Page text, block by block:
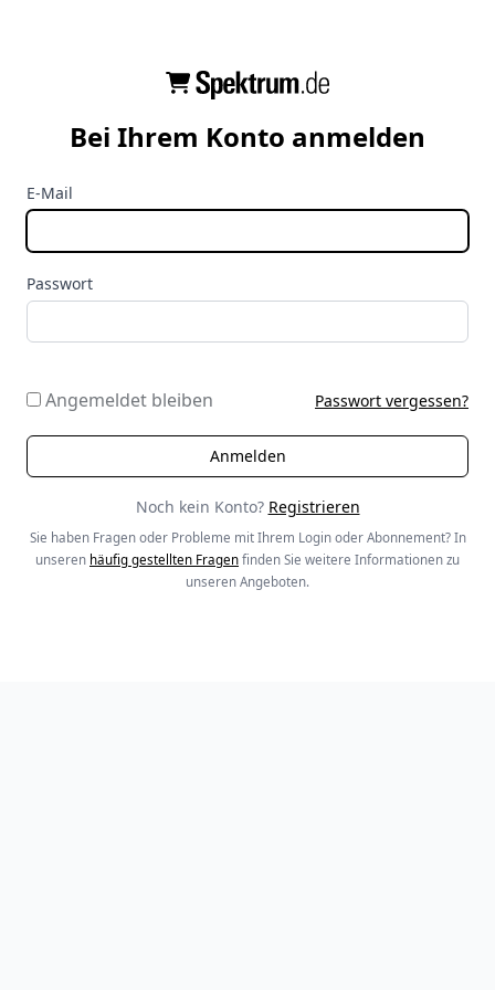
Bei Ihrem Konto anmelden
E-Mail
Passwort
Angemeldet bleiben Passwort vergessen?
Noch kein Konto? Registrieren
Sie haben Fragen oder Probleme mit Ihrem Login oder Abonnement? In
unseren häufig gestellten Fragen finden Sie weitere Informationen zu
unseren Angeboten.